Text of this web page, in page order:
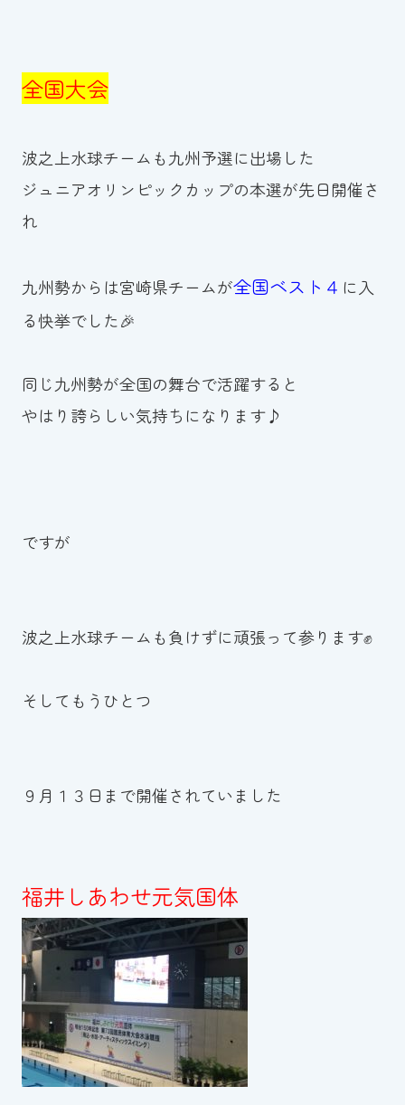
Tel.098-863-7264
メールでお問い合わせ
体験申し込みはこちら!
全国大会
波之上水球チームも九州予選に出場した
ジュニアオリンピックカップの本選が先日開催さ
れ
九州勢からは宮崎県チームが全国ベスト４ に入
る快挙でした🎉
同じ九州勢が全国の舞台で活躍すると
やはり誇らしい気持ちになります♪
ですが
波之上水球チームも負けずに頑張って参ります✊
そしてもうひとつ
９月１３日まで開催されていました
福井しあわせ元気国体